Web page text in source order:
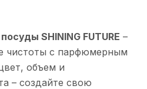
SHINING FUTURE –
чистоты с парфюмерным
объем и
– создайте свою